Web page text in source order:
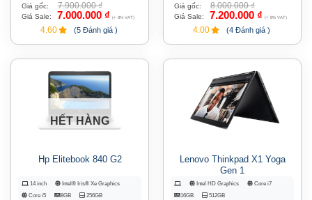
Giá gốc: 7.900.000₫
Giá Sale: 7.000.000 ₫ (+ 8% VAT)
4.60 (5 Đánh giá )
Giá gốc: 8.000.000₫
Giá Sale: 7.200.000 ₫ (+ 8% VAT)
4.00 (4 Đánh giá )
HẾT HÀNG
Hp Elitebook 840 G2
14 inch
Intel® Iris® Xe Graphics
Core i5
8GB 256GB
Lenovo Thinkpad X1 Yoga
Gen 1
Intel HD Graphics
Core i7
16GB
512GB